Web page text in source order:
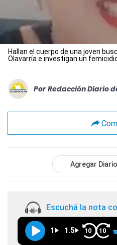
Hallan el cuerpo de una joven
Olavarría e investigan un
Por Redacción Diario
Agregar
Escuchá la nota
1 1.5 10 10